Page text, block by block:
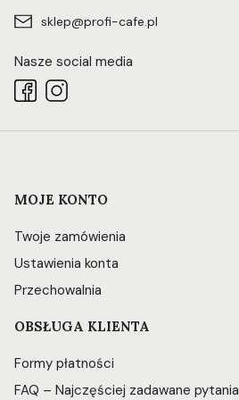
sklep@profi-cafe.pl
Nasze social media
Linki w stopce
MOJE KONTO
Twoje zamówienia
Ustawienia konta
Przechowalnia
OBSŁUGA KLIENTA
Formy płatności
FAQ – Najczęściej zadawane pytania